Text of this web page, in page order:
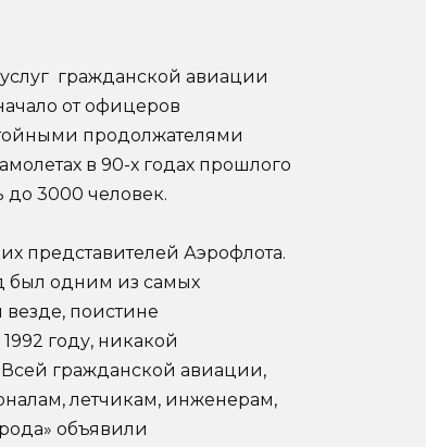
гражданской авиации
от офицеров
продолжателями
в 90-х годах прошлого
3000 человек.
представителей Аэрофлота.
был одним из самых
поистине
году, никакой
гражданской авиации,
летчикам, инженерам,
объявили